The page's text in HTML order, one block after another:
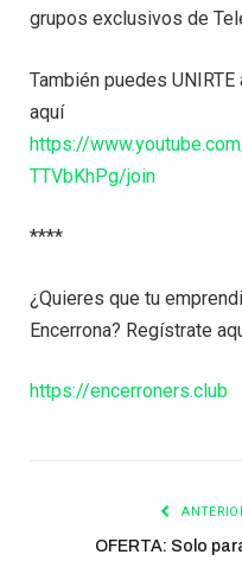
grupos exclusivos de
También puedes
aquí
https://
TTVbKhPg/join
****
¿Quieres que tu
Encerrona? Regístrate
https://encerroners.club
OFERTA: Solo